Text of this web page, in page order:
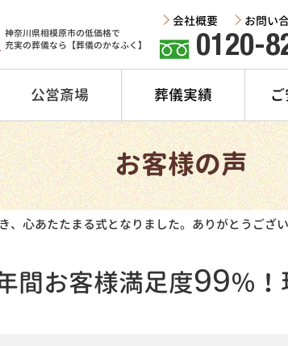
神奈川県相模原市の低価格で
充実の葬儀なら【葬儀のかなふく】
0120-
会社概要 お問い
公営斎場 葬儀実績
お客様の声
、心あたたまる式となりました。ありがとうござい
間お客様満足度99％！